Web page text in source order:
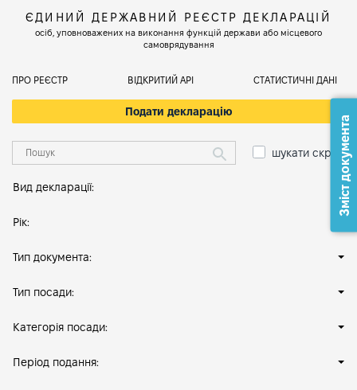
ЄДИНИЙ ДЕРЖАВНИЙ РЕЄСТР ДЕКЛАРАЦІЙ
осіб, уповноважених на виконання функцій держави або місцевого
самоврядування
ПРО РЕЄСТР ВІДКРИТИЙ АРІ СТАТИСТИЧНІ ДАНІ
Подати декларацію
шукати скрізь
Вид декларації:
Рік:
Тип документа:
Тип посади:
Категорія посади:
Період подання:
Зміст документа